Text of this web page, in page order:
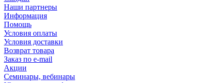
Наши партнеры
Информация
Помощь
Условия оплаты
Условия доставки
Возврат товара
Заказ по e-mail
Акции
Семинары, вебинары